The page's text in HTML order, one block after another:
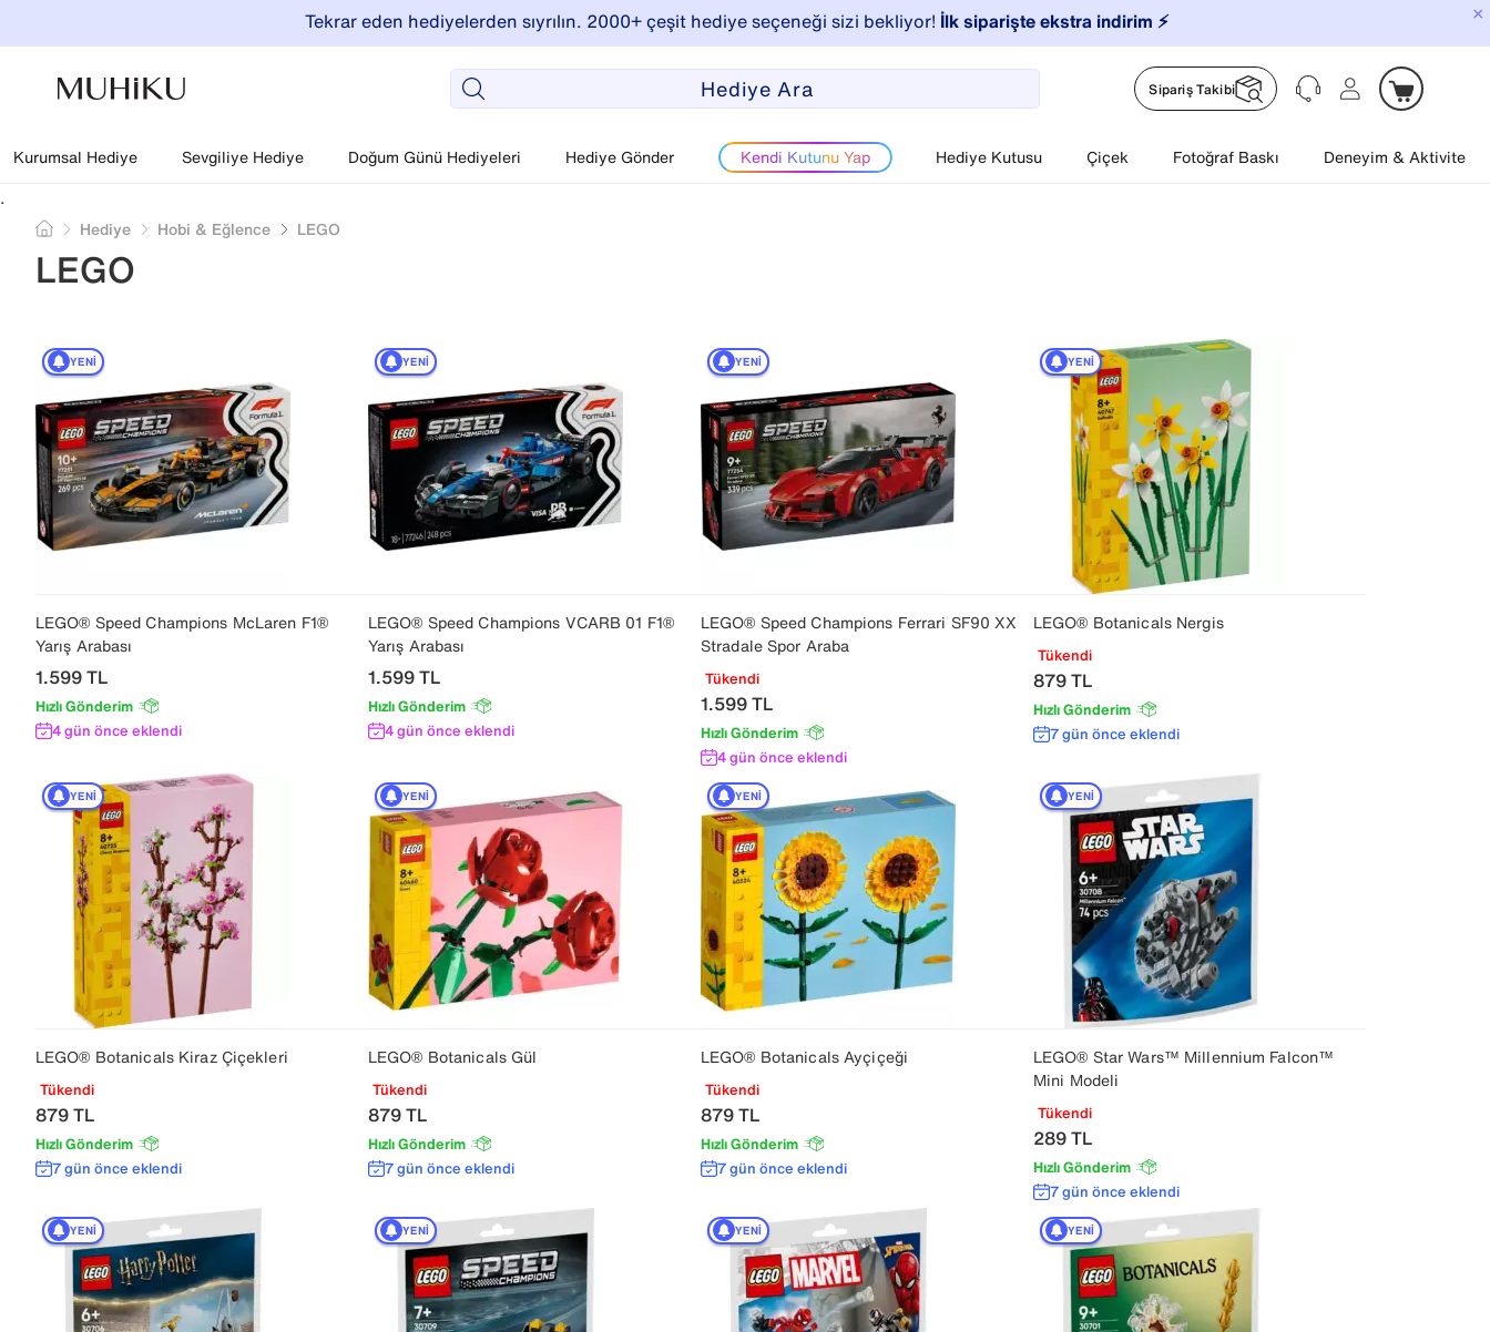
×
Tekrar eden hediyelerden sıyrılın. 2000+ çeşit hediye seçeneği sizi bekliyor! İlk siparişte ekstra indirim ⚡️
Sipariş Takibi
Kurumsal Hediye Sevgiliye Hediye Doğum Günü Hediyeleri Hediye Gönder Kendi Kutunu Yap Hediye Kutusu Çiçek Fotoğraf Baskı Deneyim & Aktivite
.
Hediye Hobi & Eğlence LEGO
LEGO
LEGO® Speed Champions McLaren F1®
Yarış Arabası
1.599TL
Hızlı Gönderim
YENI
4 gün önce eklendi
LEGO® Speed Champions VCARB 01 F1®
Yarış Arabası
1.599TL
Hızlı Gönderim
YENI
4 gün önce eklendi
LEGO® Speed Champions Ferrari SF90 XX
Stradale Spor Araba
Tükendi
1.599TL
Hızlı Gönderim
YENI
4 gün önce eklendi
LEGO® Botanicals Nergis
Tükendi
879TL
Hızlı Gönderim
YENI
7 gün önce eklendi
LEGO® Botanicals Kiraz Çiçekleri
Tükendi
879TL
Hızlı Gönderim
YENI
7 gün önce eklendi
LEGO® Botanicals Gül
Tükendi
879TL
Hızlı Gönderim
YENI
7 gün önce eklendi
LEGO® Botanicals Ayçiçeği
Tükendi
879TL
Hızlı Gönderim
YENI
7 gün önce eklendi
LEGO® Star Wars™ Millennium Falcon™
Mini Modeli
Tükendi
289TL
Hızlı Gönderim
YENI
7 gün önce eklendi
YENI YENI YENI YENI